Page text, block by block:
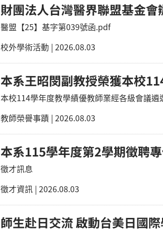
財團法人台灣醫界聯盟基金
醫盟【25】基字第039號函.pdf
校外學術活動 | 2026.08.03
本系王昭閔副教授榮獲本校
本校114學年度教學績優教師業經各級會議
教師榮譽事蹟 | 2026.08.03
本系115學年度第2學期徵聘
徵才訊息
徵才資訊 | 2026.08.03
師生赴日交流 啟動台美日國